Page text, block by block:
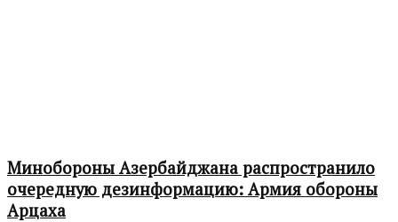
Минобороны Азербайджана распространило
очередную дезинформацию: Армия обороны
Арцаха